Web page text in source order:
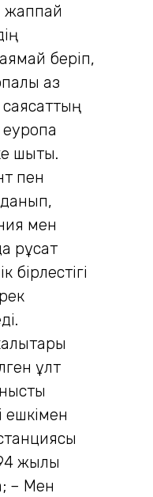
жаппай
беріп,
аз
еуропа
шықты.
пен
мен
рұқсат
ұлт
ешкімен
жылы
– Мен